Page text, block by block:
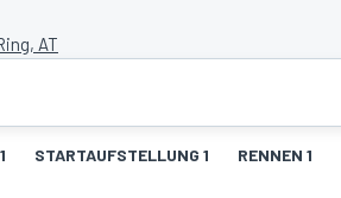
AT
STARTAUFSTELLUNG 1 RENNEN 1